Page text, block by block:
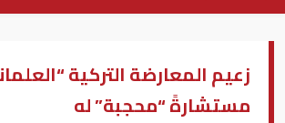
زعيم المعارضة التركية
مستشارةً “محجبة” له